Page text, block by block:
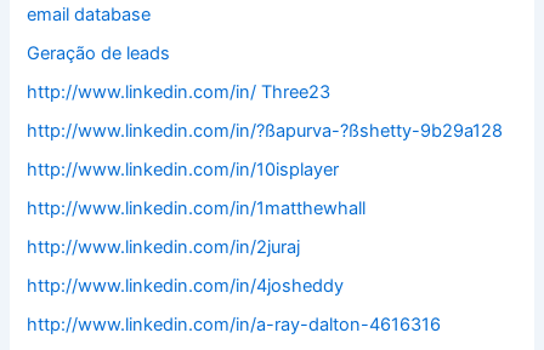
email database
Geração de leads
http://www.linkedin.com/in/ Three23
http://www.linkedin.com/in/?ßapurva-?ßshetty-9b29a128
http://www.linkedin.com/in/10isplayer
http://www.linkedin.com/in/1matthewhall
http://www.linkedin.com/in/2juraj
http://www.linkedin.com/in/4josheddy
http://www.linkedin.com/in/a-ray-dalton-4616316